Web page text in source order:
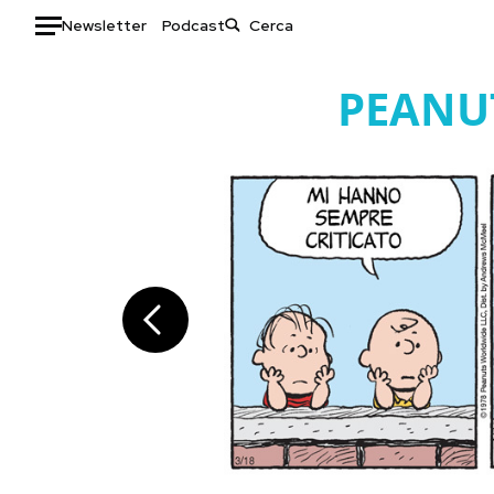
Newsletter Podcast
Internet
Scienza
Moda
Consumismi
Ok Boomer!
Media
Europa
Altrecose
Mondiali calcio 2026